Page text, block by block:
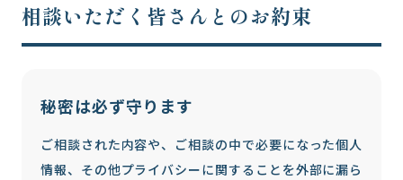
相談いただく皆さんとのお約束
秘密は必ず守ります
ご相談された内容や、ご相談の中で必要になった個人
情報、その他プライバシーに関することを外部に漏ら